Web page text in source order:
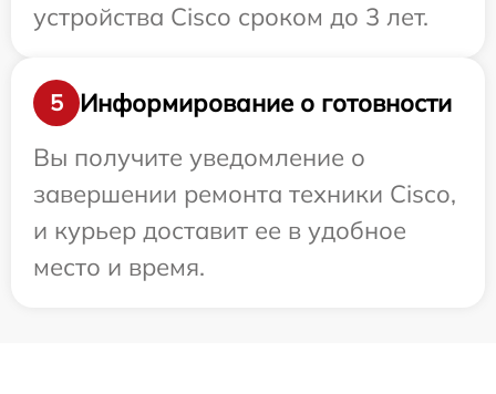
устройства Cisco сроком до 3 лет.
5
Информирование о готовности
Вы получите уведомление о
завершении ремонта техники Cisco,
и курьер доставит ее в удобное
место и время.